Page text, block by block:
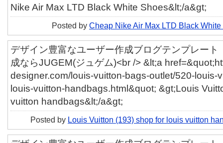
Nike Air Max LTD Black White Shoes&lt;/a&gt;
Posted by Cheap Nike Air Max LTD Black White
デザイン豊富なユーザー作成ブログテンプレート
成ならJUGEM(ジュゲム)<br /> &lt;a
designer.com/louis-vuitton-bags-outlet/520-louis-
louis-vuitton-handbags.html&quot; &gt;Louis
vuitton handbags&lt;/a&gt;
Posted by Louis Vuitton (193) shop for louis vuitton